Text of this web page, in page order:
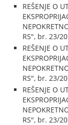
REŠENJE O
RS", br. 23/
REŠENJE O
RS", br. 23/
REŠENJE O
RS", br. 23/